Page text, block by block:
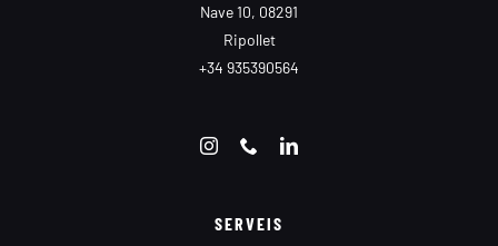
Nave 10, 08291
Ripollet
+34 935390564
SERVEIS